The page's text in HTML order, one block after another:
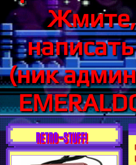
(ник
RETRO-STUFF!